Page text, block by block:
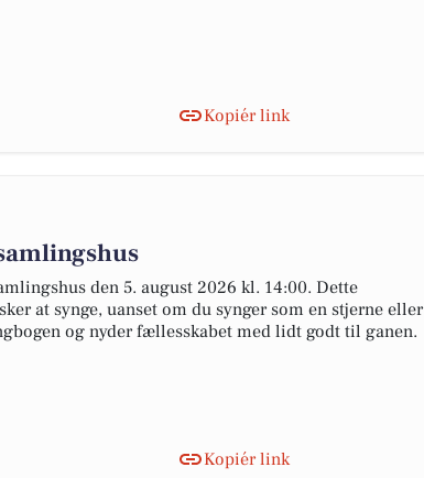
Kopiér link
den 5. august 2026 kl. 14:00. Dette
at synge, uanset om du synger som en stjerne eller
og nyder fællesskabet med lidt godt til ganen.
Kopiér link